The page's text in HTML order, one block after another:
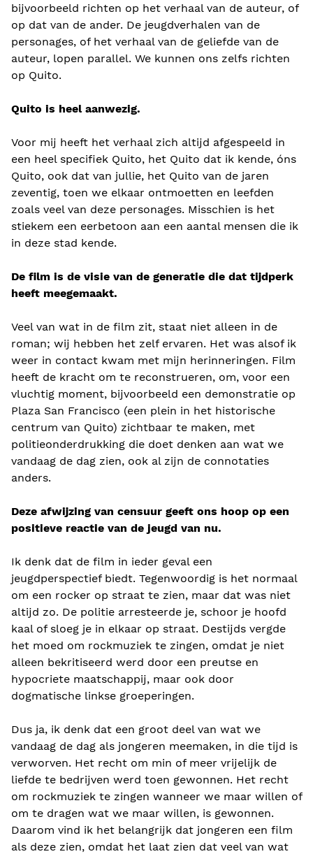
bijvoorbeeld richten op het verhaal van de auteur, of
op dat van de ander. De jeugdverhalen van de
personages, of het verhaal van de geliefde van de
auteur, lopen parallel. We kunnen ons zelfs richten
op Quito.
Quito is heel aanwezig.
Voor mij heeft het verhaal zich altijd afgespeeld in
een heel specifiek Quito, het Quito dat ik kende, óns
Quito, ook dat van jullie, het Quito van de jaren
zeventig, toen we elkaar ontmoetten en leefden
zoals veel van deze personages. Misschien is het
stiekem een ​​eerbetoon aan een aantal mensen die ik
in deze stad kende.
De film is de visie van de generatie die dat tijdperk
heeft meegemaakt.
Veel van wat in de film zit, staat niet alleen in de
roman; wij hebben het zelf ervaren. Het was alsof ik
weer in contact kwam met mijn herinneringen. Film
heeft de kracht om te reconstrueren, om, voor een
vluchtig moment, bijvoorbeeld een demonstratie op
Plaza San Francisco (een plein in het historische
centrum van Quito) zichtbaar te maken, met
politieonderdrukking die doet denken aan wat we
vandaag de dag zien, ook al zijn de connotaties
anders.
Deze afwijzing van censuur geeft ons hoop op een
positieve reactie van de jeugd van nu.
Ik denk dat de film in ieder geval een
jeugdperspectief biedt. Tegenwoordig is het normaal
om een ​​rocker op straat te zien, maar dat was niet
altijd zo. De politie arresteerde je, schoor je hoofd
kaal of sloeg je in elkaar op straat. Destijds vergde
het moed om rockmuziek te zingen, omdat je niet
alleen bekritiseerd werd door een preutse en
hypocriete maatschappij, maar ook door
dogmatische linkse groeperingen.
Dus ja, ik denk dat een groot deel van wat we
vandaag de dag als jongeren meemaken, in die tijd is
verworven. Het recht om min of meer vrijelijk de
liefde te bedrijven werd toen gewonnen. Het recht
om rockmuziek te zingen wanneer we maar willen of
om te dragen wat we maar willen, is gewonnen.
Daarom vind ik het belangrijk dat jongeren een film
als deze zien, omdat het laat zien dat veel van wat